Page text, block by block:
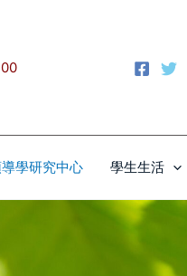
學研究中心 學生生活